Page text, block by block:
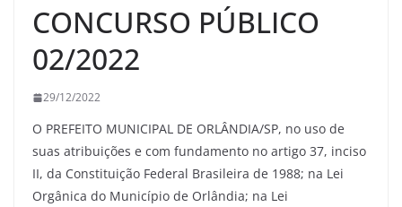
CONCURSO PÚBLICO
02/2022
29/12/2022
O PREFEITO MUNICIPAL DE ORLÂNDIA/SP, no uso de
suas atribuições e com fundamento no artigo 37, inciso
II, da Constituição Federal Brasileira de 1988; na Lei
Orgânica do Município de Orlândia; na Lei